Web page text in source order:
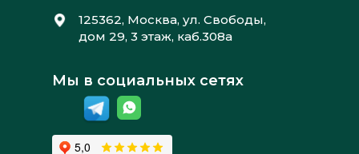
125362, Москва, ул. Свободы,
дом 29, 3 этаж, каб.308а
Мы в социальных сетях